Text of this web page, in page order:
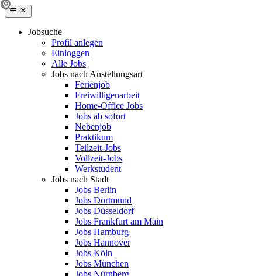
Jobsuche
Profil anlegen
Einloggen
Alle Jobs
Jobs nach Anstellungsart
Ferienjob
Freiwilligenarbeit
Home-Office Jobs
Jobs ab sofort
Nebenjob
Praktikum
Teilzeit-Jobs
Vollzeit-Jobs
Werkstudent
Jobs nach Stadt
Jobs Berlin
Jobs Dortmund
Jobs Düsseldorf
Jobs Frankfurt am Main
Jobs Hamburg
Jobs Hannover
Jobs Köln
Jobs München
Jobs Nürnberg